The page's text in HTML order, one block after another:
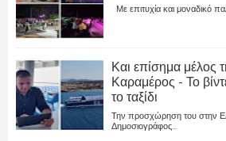
Με επιτυχία και μοναδικό
Και επίσημα μέλος
Καραμέρος - Το
το ταξίδι
Την προσχώρηση του στην
Δημοσιογράφος...